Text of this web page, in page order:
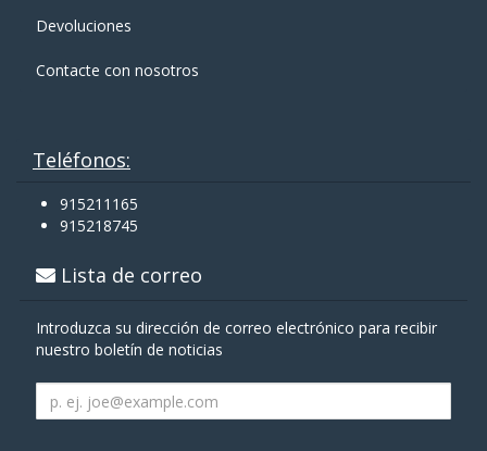
Devoluciones
Contacte con nosotros
Teléfonos:
915211165
915218745
Lista de correo
Introduzca su dirección de correo electrónico para recibir
nuestro boletín de noticias